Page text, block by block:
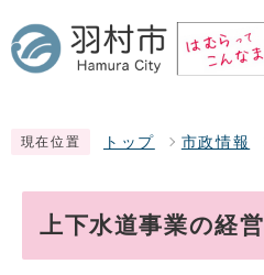
現在位置 トップ 市政情報
上下水道事業の経営